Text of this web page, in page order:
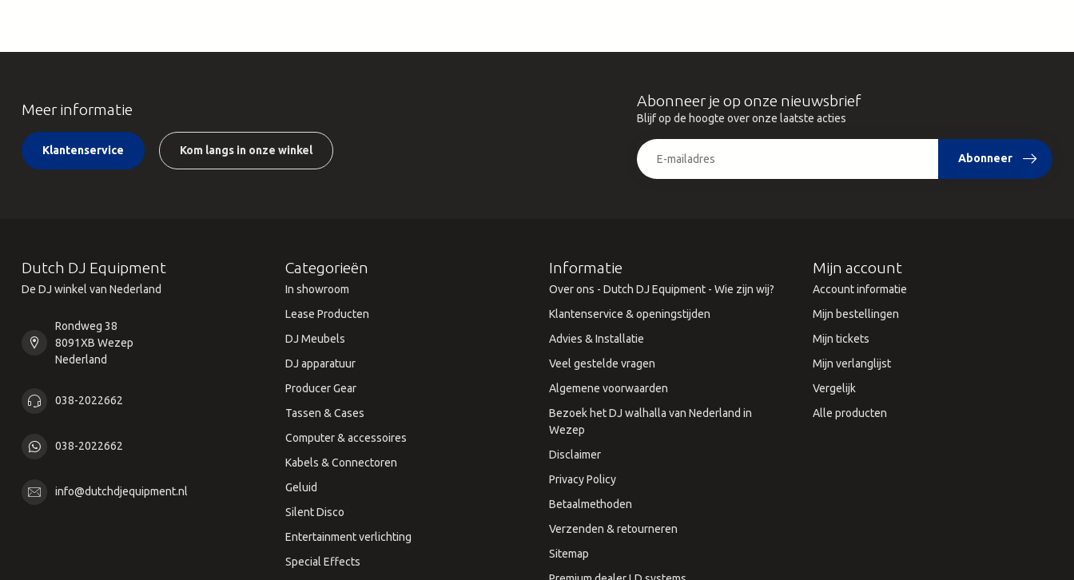
Meer informatie
Klantenservice Kom langs in onze winkel
Abonneer je op onze nieuwsbrief
Blijf op de hoogte over onze laatste acties
Abonneer
Dutch DJ Equipment
De DJ winkel van Nederland
Rondweg 38
8091XB Wezep
Nederland
038-2022662
038-2022662
info@dutchdjequipment.nl
Categorieën
In showroom
Lease Producten
DJ Meubels
DJ apparatuur
Producer Gear
Tassen & Cases
Computer & accessoires
Kabels & Connectoren
Geluid
Silent Disco
Entertainment verlichting
Special Effects
Informatie
Over ons - Dutch DJ Equipment - Wie zijn wij?
Klantenservice & openingstijden
Advies & Installatie
Veel gestelde vragen
Algemene voorwaarden
Bezoek het DJ walhalla van Nederland in
Wezep
Disclaimer
Privacy Policy
Betaalmethoden
Verzenden & retourneren
Sitemap
Mijn account
Account informatie
Mijn bestellingen
Mijn tickets
Mijn verlanglijst
Vergelijk
Alle producten